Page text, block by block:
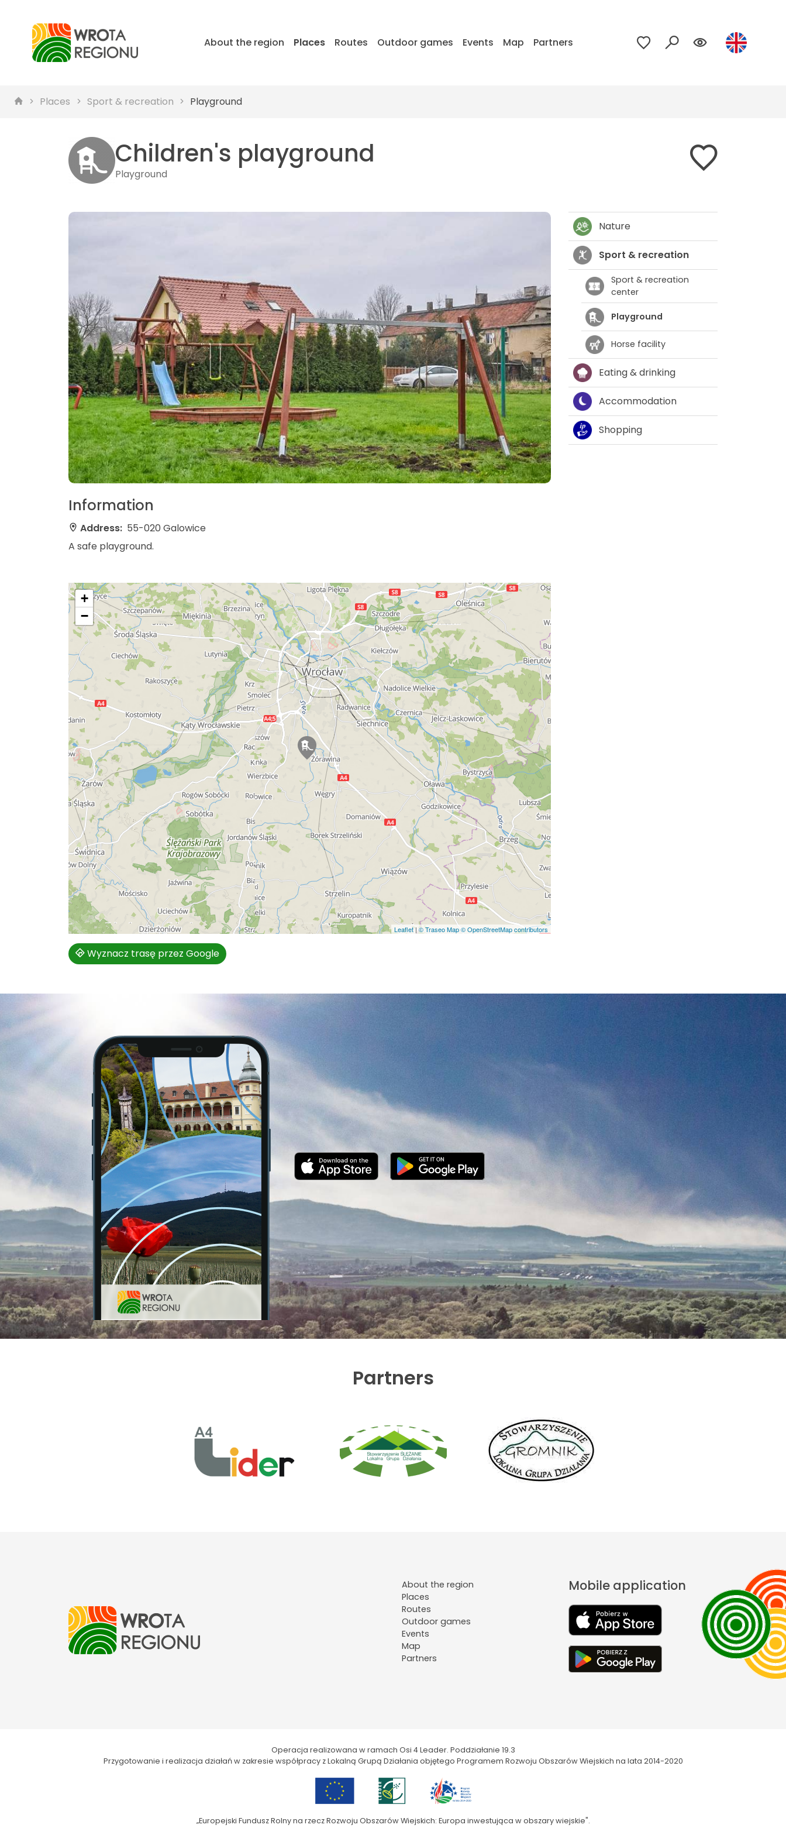
About the region Places Routes Outdoor games Events Map Partners
Places Sport & recreation Playground
Children's playground
Playground
Information
Address: 55-020 Galowice
A safe playground.
+
−
Leaflet| © Traseo Map© OpenStreetMap contributors
Wyznacz trasę przez Google
Nature
Sport & recreation
Sport & recreation
center
Playground
Horse facility
Eating & drinking
Accommodation
Shopping
Partners
About the region
Places
Routes
Outdoor games
Events
Map
Partners
Mobile application
Operacja realizowana w ramach Osi 4 Leader. Poddziałanie 19.3
Przygotowanie i realizacja działań w zakresie współpracy z Lokalną Grupą Działania objętego Programem Rozwoju Obszarów Wiejskich na lata 2014-2020
„Europejski Fundusz Rolny na rzecz Rozwoju Obszarów Wiejskich: Europa inwestująca w obszary wiejskie".